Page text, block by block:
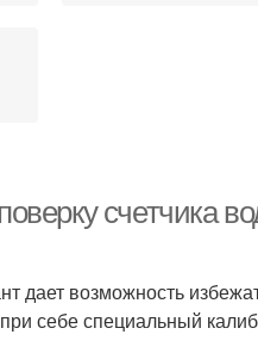
счетчика
дает возможность
себе специальный